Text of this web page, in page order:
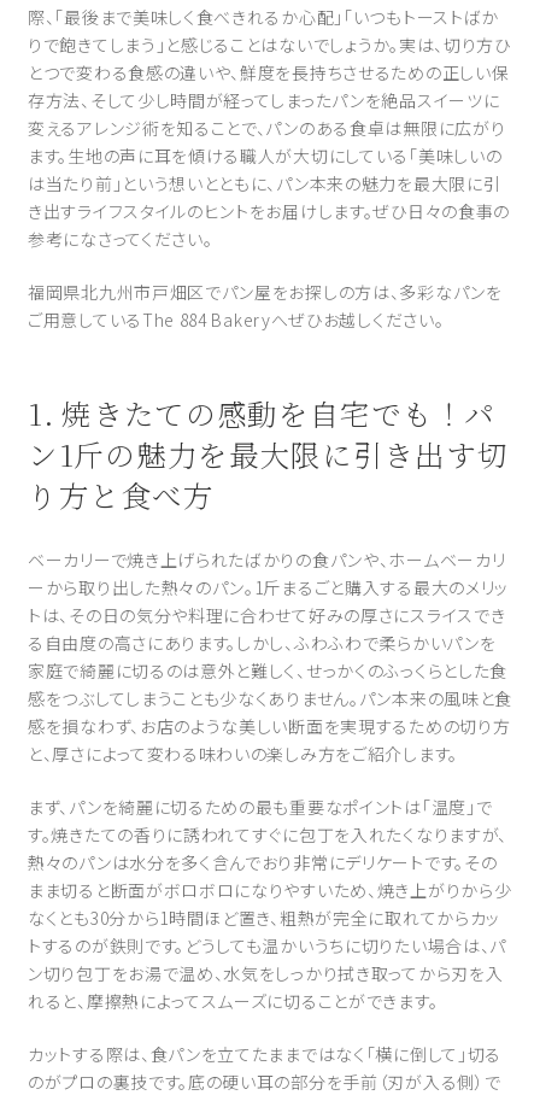
際、「最後まで美味しく食べきれるか心配」「いつもトーストばか
りで飽きてしまう」と感じることはないでしょうか。実は、切り方ひ
とつで変わる食感の違いや、鮮度を長持ちさせるための正しい保
存方法、そして少し時間が経ってしまったパンを絶品スイーツに
変えるアレンジ術を知ることで、パンのある食卓は無限に広がり
ます。生地の声に耳を傾ける職人が大切にしている「美味しいの
は当たり前」という想いとともに、パン本来の魅力を最大限に引
き出すライフスタイルのヒントをお届けします。ぜひ日々の食事の
参考になさってください。
福岡県北九州市戸畑区でパン屋をお探しの方は、多彩なパンを
ご用意しているThe 884 Bakeryへぜひお越しください。
1. 焼きたての感動を自宅でも！パ
ン1斤の魅力を最大限に引き出す切
り方と食べ方
ベーカリーで焼き上げられたばかりの食パンや、ホームベーカリ
ーから取り出した熱々のパン。1斤まるごと購入する最大のメリッ
トは、その日の気分や料理に合わせて好みの厚さにスライスでき
る自由度の高さにあります。しかし、ふわふわで柔らかいパンを
家庭で綺麗に切るのは意外と難しく、せっかくのふっくらとした食
感をつぶしてしまうことも少なくありません。パン本来の風味と食
感を損なわず、お店のような美しい断面を実現するための切り方
と、厚さによって変わる味わいの楽しみ方をご紹介します。
まず、パンを綺麗に切るための最も重要なポイントは「温度」で
す。焼きたての香りに誘われてすぐに包丁を入れたくなりますが、
熱々のパンは水分を多く含んでおり非常にデリケートです。その
まま切ると断面がボロボロになりやすいため、焼き上がりから少
なくとも30分から1時間ほど置き、粗熱が完全に取れてからカッ
トするのが鉄則です。どうしても温かいうちに切りたい場合は、パ
ン切り包丁をお湯で温め、水気をしっかり拭き取ってから刃を入
れると、摩擦熱によってスムーズに切ることができます。
カットする際は、食パンを立てたままではなく「横に倒して」切る
のがプロの裏技です。底の硬い耳の部分を手前（刃が入る側）で